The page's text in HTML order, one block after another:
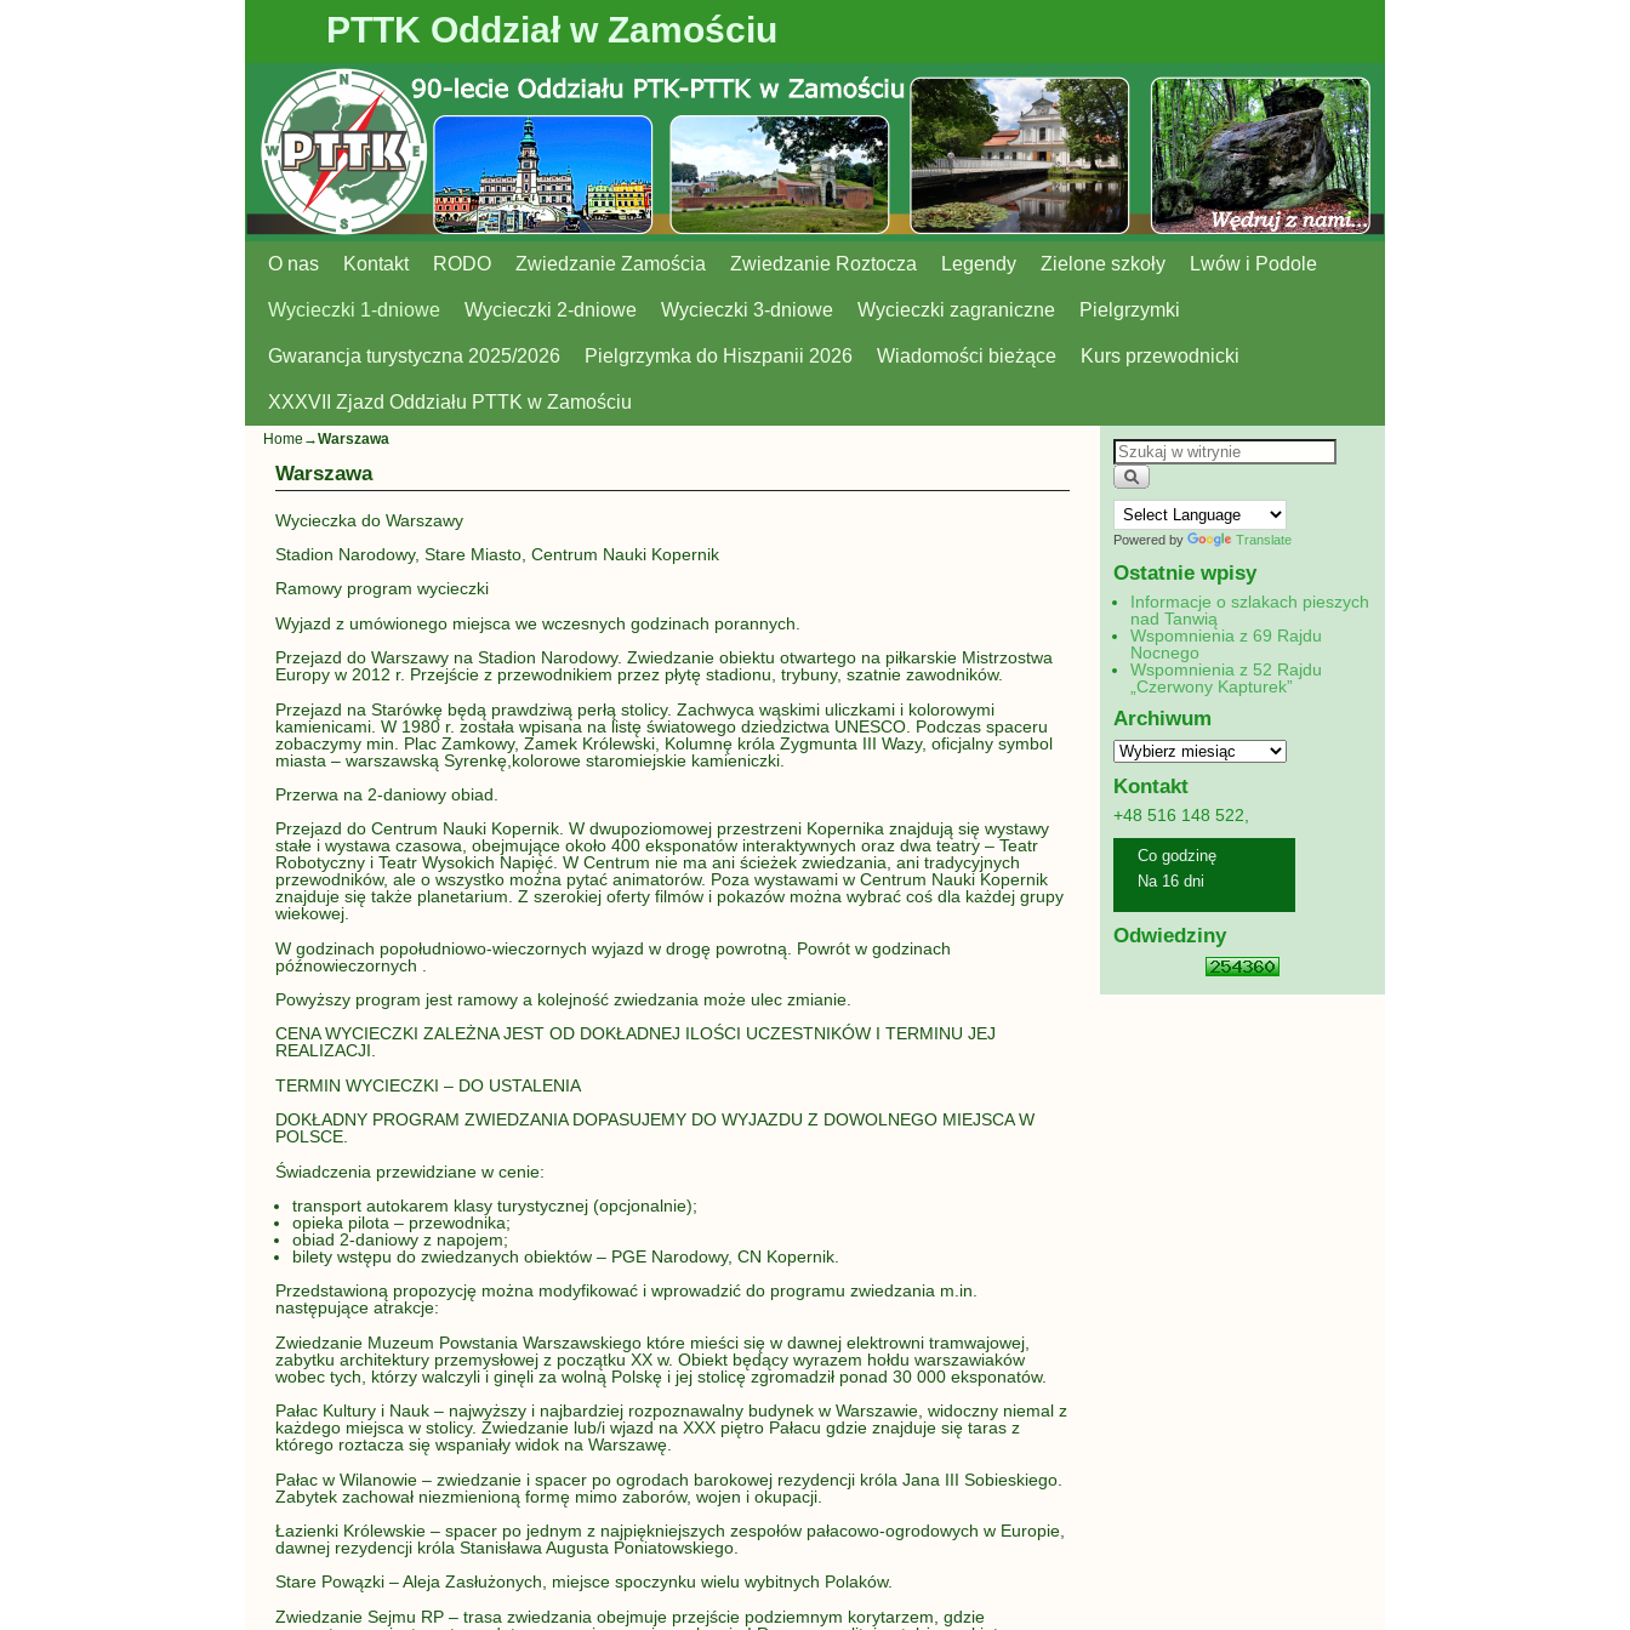
PTTK Oddział w Zamościu
Przejdź do głównej treści
Przejdź do
O nas Kontakt RODO Zwiedzanie Zamościa Zwiedzanie Roztocza Legendy Zielone szkoły Lwów i Podole
Wycieczki 1-dniowe Wycieczki 2-dniowe Wycieczki 3-dniowe Wycieczki zagraniczne Pielgrzymki
Gwarancja turystyczna 2025/2026 Pielgrzymka do Hiszpanii 2026 Wiadomości bieżące Kurs przewodnicki
XXXVII Zjazd Oddziału PTTK w Zamościu
Home →Warszawa
Warszawa
Wycieczka do Warszawy
Stadion Narodowy, Stare Miasto, Centrum Nauki Kopernik
Ramowy program wycieczki
Wyjazd z umówionego miejsca we wczesnych godzinach porannych.
Przejazd do Warszawy na Stadion Narodowy. Zwiedzanie obiektu otwartego na piłkarskie Mistrzostwa
Europy w 2012 r. Przejście z przewodnikiem przez płytę stadionu, trybuny, szatnie zawodników.
Przejazd na Starówkę będą prawdziwą perłą stolicy. Zachwyca wąskimi uliczkami i kolorowymi
kamienicami. W 1980 r. została wpisana na listę światowego dziedzictwa UNESCO. Podczas spaceru
zobaczymy min. Plac Zamkowy, Zamek Królewski, Kolumnę króla Zygmunta III Wazy, oficjalny symbol
miasta – warszawską Syrenkę,kolorowe staromiejskie kamieniczki.
Przerwa na 2-daniowy obiad.
Przejazd do Centrum Nauki Kopernik. W dwupoziomowej przestrzeni Kopernika znajdują się wystawy
stałe i wystawa czasowa, obejmujące około 400 eksponatów interaktywnych oraz dwa teatry – Teatr
Robotyczny i Teatr Wysokich Napięć. W Centrum nie ma ani ścieżek zwiedzania, ani tradycyjnych
przewodników, ale o wszystko można pytać animatorów. Poza wystawami w Centrum Nauki Kopernik
znajduje się także planetarium. Z szerokiej oferty filmów i pokazów można wybrać coś dla każdej grupy
wiekowej.
W godzinach popołudniowo-wieczornych wyjazd w drogę powrotną. Powrót w godzinach
późnowieczornych .
Powyższy program jest ramowy a kolejność zwiedzania może ulec zmianie.
CENA WYCIECZKI ZALEŻNA JEST OD DOKŁADNEJ ILOŚCI UCZESTNIKÓW I TERMINU JEJ
REALIZACJI.
TERMIN WYCIECZKI – DO USTALENIA
DOKŁADNY PROGRAM ZWIEDZANIA DOPASUJEMY DO WYJAZDU Z DOWOLNEGO MIEJSCA W
POLSCE.
Świadczenia przewidziane w cenie:
transport autokarem klasy turystycznej (opcjonalnie);
opieka pilota – przewodnika;
obiad 2-daniowy z napojem;
bilety wstępu do zwiedzanych obiektów – PGE Narodowy, CN Kopernik.
Przedstawioną propozycję można modyfikować i wprowadzić do programu zwiedzania m.in.
następujące atrakcje:
Zwiedzanie Muzeum Powstania Warszawskiego które mieści się w dawnej elektrowni tramwajowej,
zabytku architektury przemysłowej z początku XX w. Obiekt będący wyrazem hołdu warszawiaków
wobec tych, którzy walczyli i ginęli za wolną Polskę i jej stolicę zgromadził ponad 30 000 eksponatów.
Pałac Kultury i Nauk – najwyższy i najbardziej rozpoznawalny budynek w Warszawie, widoczny niemal z
każdego miejsca w stolicy. Zwiedzanie lub/i wjazd na XXX piętro Pałacu gdzie znajduje się taras z
którego roztacza się wspaniały widok na Warszawę.
Pałac w Wilanowie – zwiedzanie i spacer po ogrodach barokowej rezydencji króla Jana III Sobieskiego.
Zabytek zachował niezmienioną formę mimo zaborów, wojen i okupacji.
Łazienki Królewskie – spacer po jednym z najpiękniejszych zespołów pałacowo-ogrodowych w Europie,
dawnej rezydencji króla Stanisława Augusta Poniatowskiego.
Stare Powązki – Aleja Zasłużonych, miejsce spoczynku wielu wybitnych Polaków.
Zwiedzanie Sejmu RP – trasa zwiedzania obejmuje przejście podziemnym korytarzem, gdzie
Powered by Translate
Ostatnie wpisy
Informacje o szlakach pieszych
nad Tanwią
Wspomnienia z 69 Rajdu
Nocnego
Wspomnienia z 52 Rajdu
„Czerwony Kapturek”
Archiwum
Kontakt
+48 516 148 522,
Co godzinę
Na 16 dni
Odwiedziny